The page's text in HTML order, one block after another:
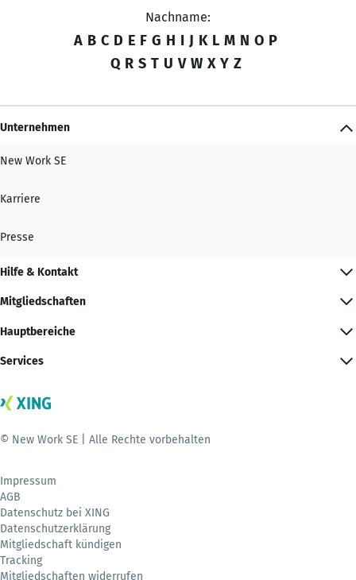
Nachname:
A B C D E F G H I J K L M N O P
Q R S T U V W X Y Z
Unternehmen
New Work SE
Karriere
Presse
Hilfe & Kontakt
Mitgliedschaften
Hauptbereiche
Services
© New Work SE | Alle Rechte vorbehalten
Impressum
AGB
Datenschutz bei XING
Datenschutzerklärung
Mitgliedschaft kündigen
Tracking
Mitgliedschaften widerrufen